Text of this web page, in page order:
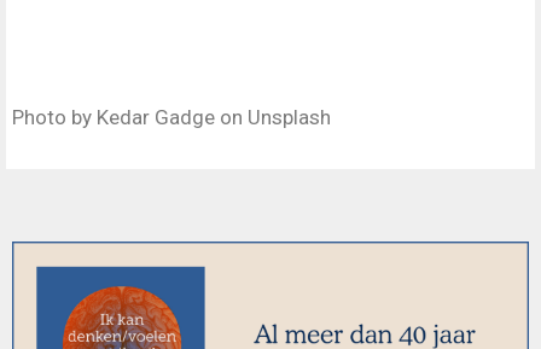
Photo by Kedar Gadge on Unsplash